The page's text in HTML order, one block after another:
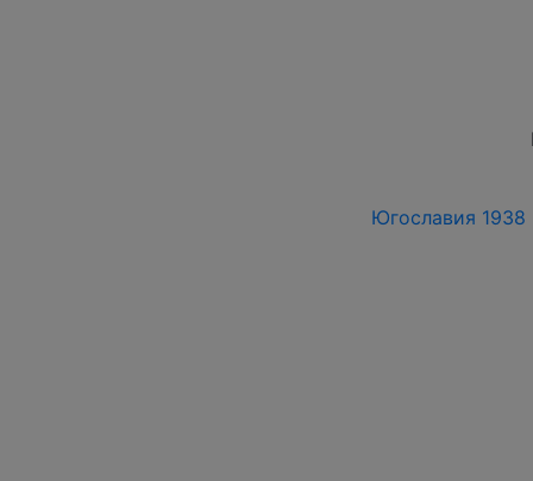
Югославия 1938